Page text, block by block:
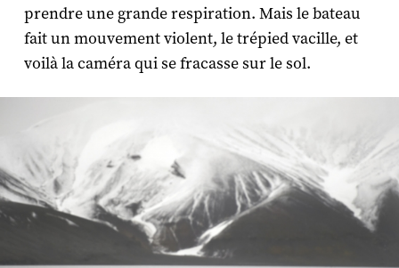
prendre une grande respiration. Mais le bateau
fait un mouvement violent, le trépied vacille, et
voilà la caméra qui se fracasse sur le sol.